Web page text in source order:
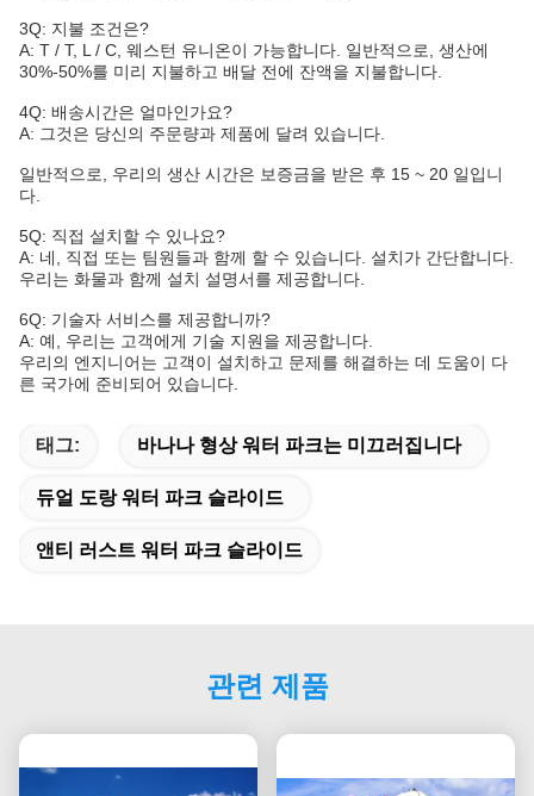
3Q: 지불 조건은?
A: T / T, L / C, 웨스턴 유니온이 가능합니다. 일반적으로, 생산에
30%-50%를 미리 지불하고 배달 전에 잔액을 지불합니다.
4Q: 배송시간은 얼마인가요?
A: 그것은 당신의 주문량과 제품에 달려 있습니다.
일반적으로, 우리의 생산 시간은 보증금을 받은 후 15 ~ 20 일입니
다.
5Q: 직접 설치할 수 있나요?
A: 네, 직접 또는 팀원들과 함께 할 수 있습니다. 설치가 간단합니다.
우리는 화물과 함께 설치 설명서를 제공합니다.
6Q: 기술자 서비스를 제공합니까?
A: 예, 우리는 고객에게 기술 지원을 제공합니다.
우리의 엔지니어는 고객이 설치하고 문제를 해결하는 데 도움이 다
른 국가에 준비되어 있습니다.
태그: 바나나 형상 워터 파크는 미끄러집니다
듀얼 도랑 워터 파크 슬라이드
앤티 러스트 워터 파크 슬라이드
관련 제품